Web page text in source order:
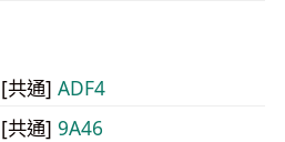
[共通] ADF4
[共通] 9A46